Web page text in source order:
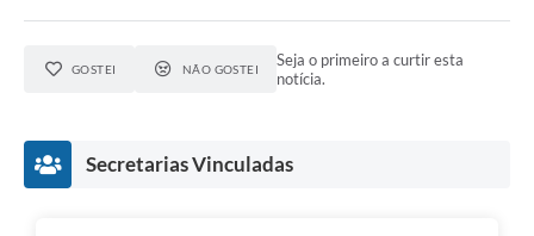
GOSTEI NÃO GOSTEI
Seja o primeiro a curtir esta
notícia.
Secretarias Vinculadas